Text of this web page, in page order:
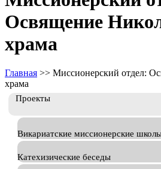
Освящение
храма
Главная >> Миссионерский отдел:
храма
Проекты
Викариатские миссионерские
Катехизические беседы